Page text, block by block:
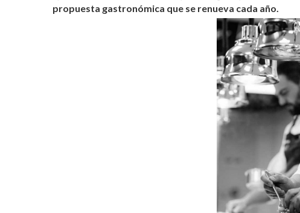
p o
ti
propuesta gastronómica que se renueva cada año.